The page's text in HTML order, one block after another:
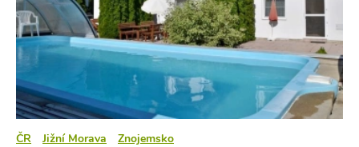
ČR Jižní Morava Znojemsko